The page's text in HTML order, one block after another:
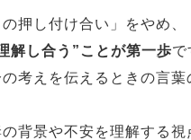
押し付け合い」をやめ、
解し合う”ことが第一歩で
考えを伝えるときの言葉
背景や不安を理解する視